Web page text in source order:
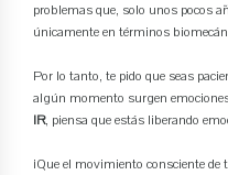
problemas que, solo unos pocos
únicamente en términos
Por lo tanto, te pido que seas
algún momento surgen
IR, piensa que estás liberando
¡Que el movimiento consciente de